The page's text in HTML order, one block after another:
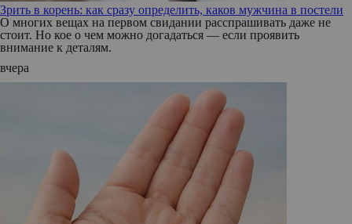
Зрить в корень: как сразу определить, каков мужчина в постели
О многих вещах на первом свидании расспрашивать даже не
стоит. Но кое о чем можно догадаться — если проявить
внимание к деталям.
вчера